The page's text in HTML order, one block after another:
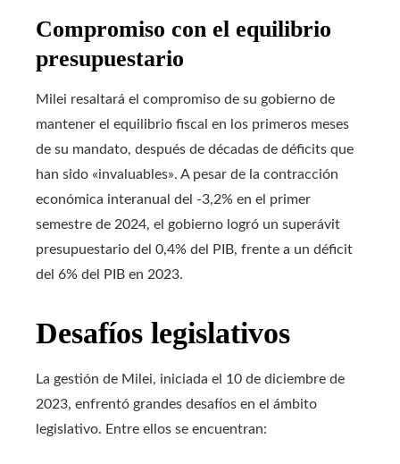
Compromiso con el equilibrio
presupuestario
Milei resaltará el compromiso de su gobierno de
mantener el equilibrio fiscal en los primeros meses
de su mandato, después de décadas de déficits que
han sido «invaluables». A pesar de la contracción
económica interanual del -3,2% en el primer
semestre de 2024, el gobierno logró un superávit
presupuestario del 0,4% del PIB, frente a un déficit
del 6% del PIB en 2023.
Desafíos legislativos
La gestión de Milei, iniciada el 10 de diciembre de
2023, enfrentó grandes desafíos en el ámbito
legislativo. Entre ellos se encuentran: